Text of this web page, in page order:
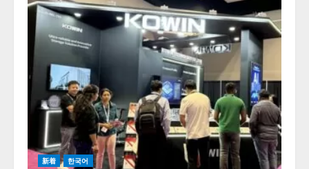
新着 한국어